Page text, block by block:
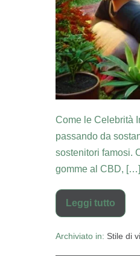
Come le Celebrità
passando da
sostenitori famosi.
gomme al CBD, […]
Leggi tutto
Archiviato in: Stile di